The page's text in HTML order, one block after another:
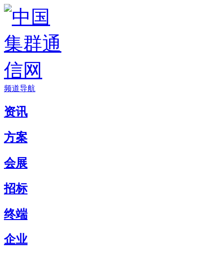
频道导航
资讯
方案
会展
招标
终端
企业